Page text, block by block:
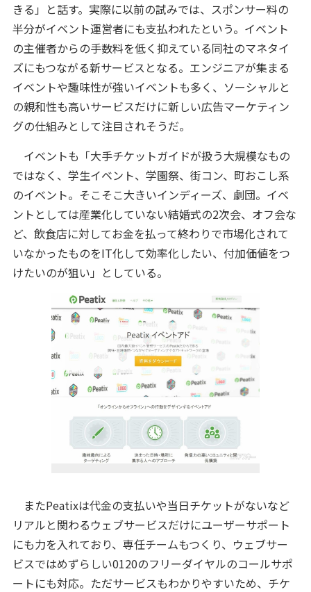
きる」と話す。実際に以前の試みでは、スポンサー料の
半分がイベント運営者にも支払われたという。イベント
の主催者からの手数料を低く抑えている同社のマネタイ
ズにもつながる新サービスとなる。エンジニアが集まる
イベントや趣味性が強いイベントも多く、ソーシャルと
の親和性も高いサービスだけに新しい広告マーケティン
グの仕組みとして注目されそうだ。
イベントも「大手チケットガイドが扱う大規模なもの
ではなく、学生イベント、学園祭、街コン、町おこし系
のイベント。そこそこ大きいインディーズ、劇団。イベ
ントとしては産業化していない結婚式の2次会、オフ会な
ど、飲食店に対してお金を払って終わりで市場化されて
いなかったものをIT化して効率化したい、付加価値をつ
けたいのが狙い」としている。
またPeatixは代金の支払いや当日チケットがないなど
リアルと関わるウェブサービスだけにユーザーサポート
にも力を入れており、専任チームもつくり、ウェブサー
ビスではめずらしい0120のフリーダイヤルのコールサポ
ートにも対応。ただサービスもわかりやすいため、チケ